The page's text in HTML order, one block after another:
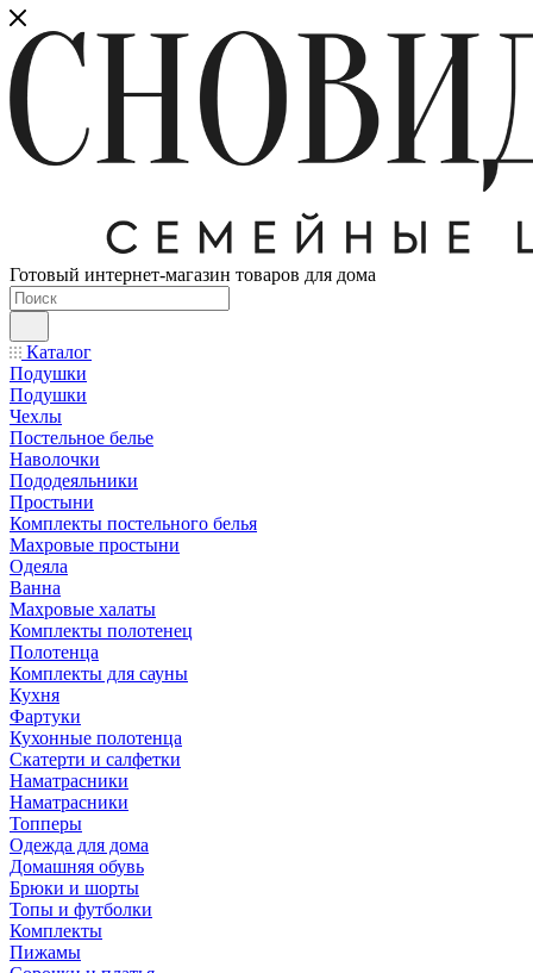
Готовый интернет-магазин товаров для дома
Каталог
Подушки
Подушки
Чехлы
Постельное белье
Наволочки
Пододеяльники
Простыни
Комплекты постельного белья
Махровые простыни
Одеяла
Ванна
Махровые халаты
Комплекты полотенец
Полотенца
Комплекты для сауны
Кухня
Фартуки
Кухонные полотенца
Скатерти и салфетки
Наматрасники
Наматрасники
Топперы
Одежда для дома
Домашняя обувь
Брюки и шорты
Топы и футболки
Комплекты
Пижамы